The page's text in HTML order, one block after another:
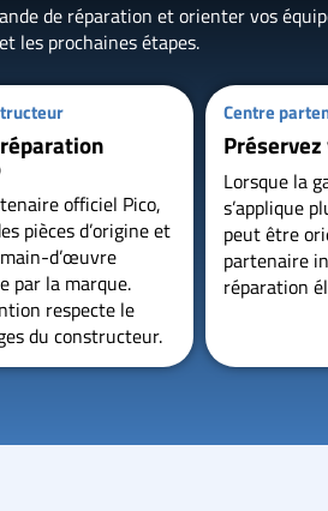
de réparation et orienter vos
les prochaines étapes.
officiel Pico,
pièces d’origine et
d’œuvre
par la marque.
respecte le
du constructeur.
Centre
Lorsque la
s’applique
peut être
partenaire
réparation